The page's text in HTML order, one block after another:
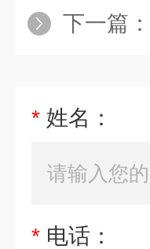
下一篇：
* 姓名：
* 电话：